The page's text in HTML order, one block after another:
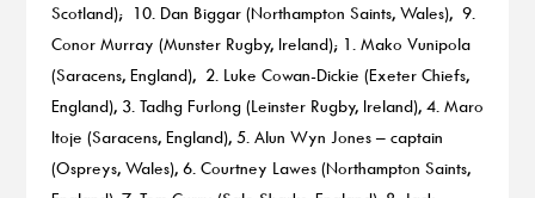
Scotland); 10. Dan Biggar (Northampton Saints, Wales), 9.
Conor Murray (Munster Rugby, Ireland); 1. Mako Vunipola
(Saracens, England), 2. Luke Cowan-Dickie (Exeter Chiefs,
England), 3. Tadhg Furlong (Leinster Rugby, Ireland), 4. Maro
Itoje (Saracens, England), 5. Alun Wyn Jones – captain
(Ospreys, Wales), 6. Courtney Lawes (Northampton Saints,